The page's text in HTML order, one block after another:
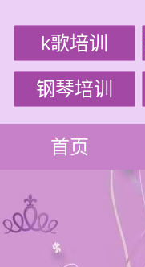
k歌培训
钢琴培训
首页